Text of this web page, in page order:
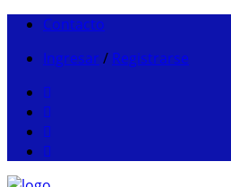
Contacto
Ingresar / Registrarse